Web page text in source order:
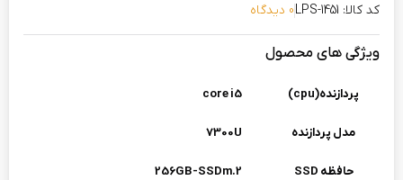
کد کالا: LPS-1451
0 دیدگاه
ویژگی های محصول
پردازنده(cpu)
مدل پردازنده
حافظه SSD